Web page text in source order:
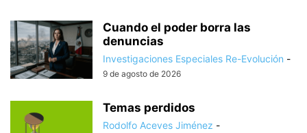
Cuando el poder borra las
denuncias
Investigaciones Especiales Re-Evolución -
9 de agosto de 2026
Temas perdidos
Rodolfo Aceves Jiménez -